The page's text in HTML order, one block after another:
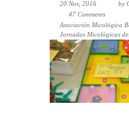
20 Nov, 2016 by
47 Comments
Asociación Micológica
Jornadas Micológicas